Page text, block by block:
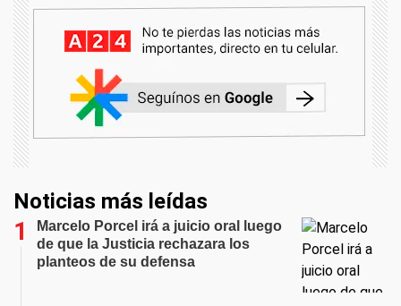
Noticias más leídas
Marcelo Porcel irá a juicio oral luego
de que la Justicia rechazara los
planteos de su defensa